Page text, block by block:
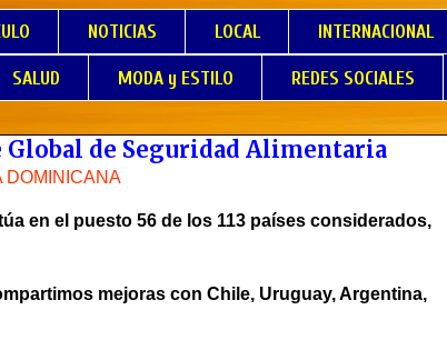
NOTICIAS LOCAL INTERNACIONAL
SALUD MODA y ESTILO REDES SOCIALES
Global de Seguridad Alimentaria
DOMINICANA
en el puesto 56 de los 113 países considerados,
mejoras con Chile, Uruguay, Argentina,